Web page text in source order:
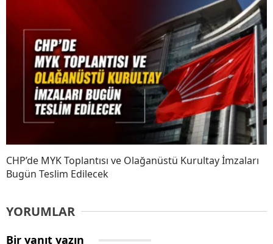
CHP’de MYK Toplantısı ve Olağanüstü Kurultay İmzaları
Bugün Teslim Edilecek
YORUMLAR
Bir yanıt yazın